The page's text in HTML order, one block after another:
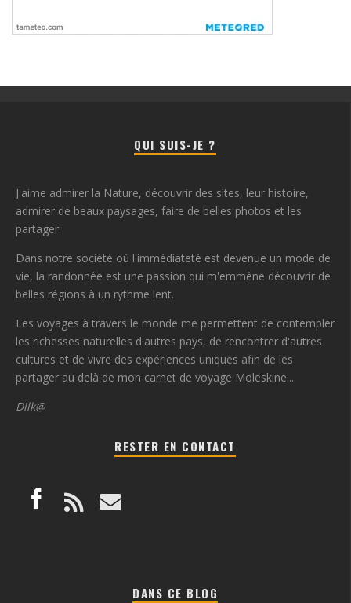
QUI SUIS-JE ?
J'aime admirer la Nature, découvrir des sites, leur histoire,
admirer de beaux paysages, faire de belles photos et les
partager.
Dans notre société où l'immédiateté est devenue un mode de
vie, la randonnée est une passion qui m'emmène découvrir de
belles régions à un rythme lent.
Les voyages à travers le monde me permettent de contempler
les richesses naturelles d'autres pays, de rencontrer d'autres
cultures et de vivre des expériences uniques afin de les
partager au delà de mon carnet de voyage Moleskine...
Dilk@
RESTER EN CONTACT
DANS CE BLOG